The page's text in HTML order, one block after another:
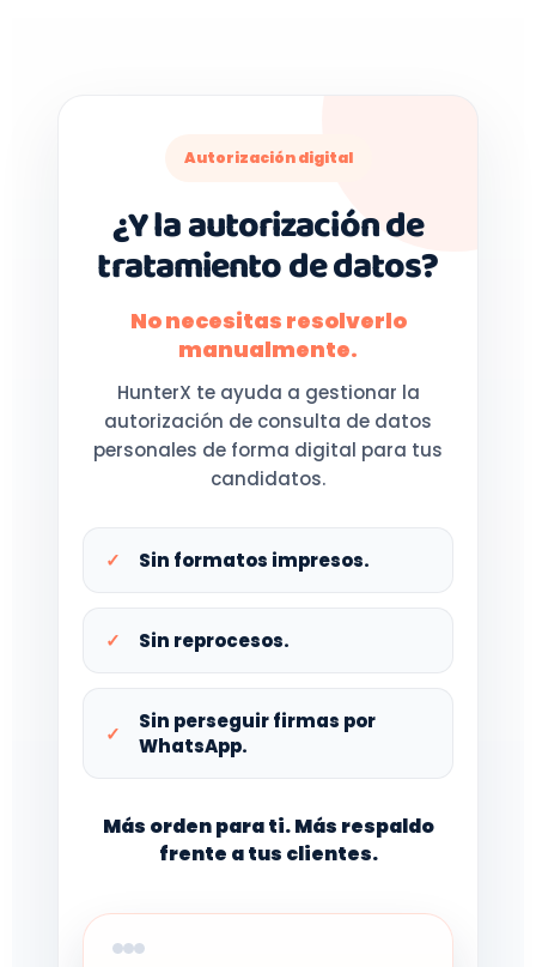
Autorización digital
¿Y la autorización de
tratamiento de datos?
No necesitas resolverlo
manualmente.
HunterX te ayuda a gestionar la
autorización de consulta de datos
personales de forma digital para tus
candidatos.
Sin formatos impresos.
Sin reprocesos.
Sin perseguir firmas por
WhatsApp.
Más orden para ti. Más respaldo
frente a tus clientes.